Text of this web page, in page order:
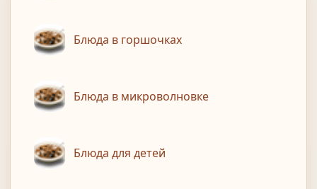
Блюда в горшочках
Блюда в микроволновке
Блюда для детей